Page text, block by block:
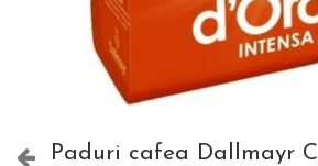
Paduri cafea Dallmayr